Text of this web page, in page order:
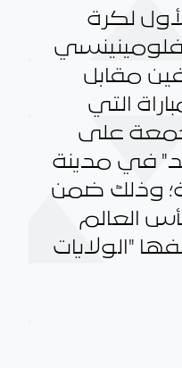
لكرة
مقابل
التي
على
في مدينة
وذلك ضمن
العالم
"الولايات